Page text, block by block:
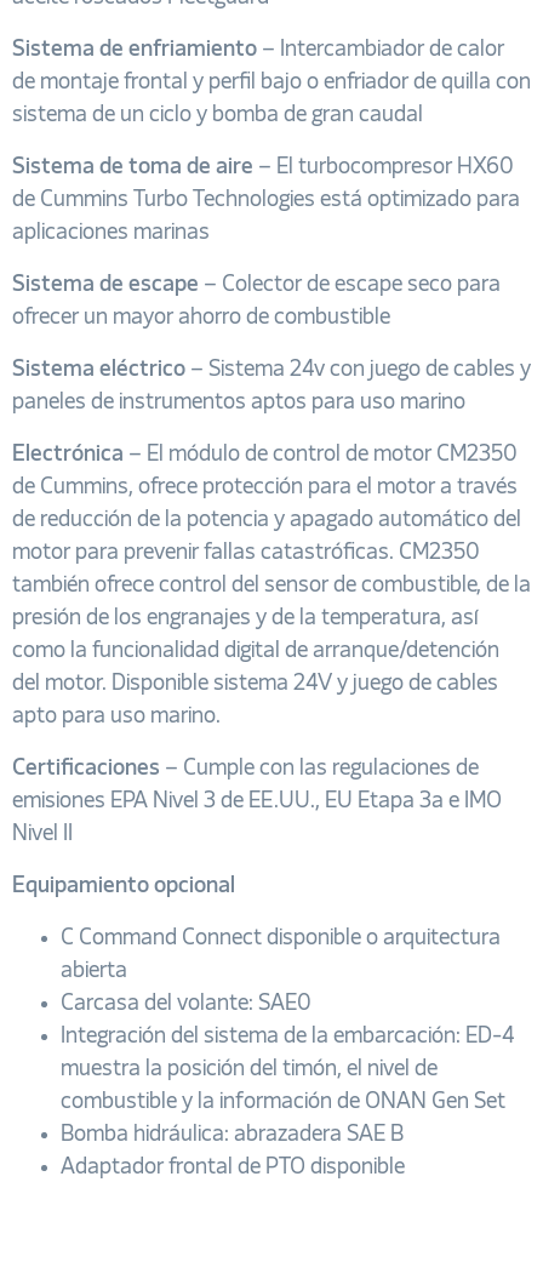
Sistema de enfriamiento – Intercambiador de calor
de montaje frontal y perfil bajo o enfriador de quilla con
sistema de un ciclo y bomba de gran caudal
Sistema de toma de aire – El turbocompresor HX60
de Cummins Turbo Technologies está optimizado para
aplicaciones marinas
Sistema de escape – Colector de escape seco para
ofrecer un mayor ahorro de combustible
Sistema eléctrico – Sistema 24v con juego de cables y
paneles de instrumentos aptos para uso marino
Electrónica – El módulo de control de motor CM2350
de Cummins, ofrece protección para el motor a través
de reducción de la potencia y apagado automático del
motor para prevenir fallas catastróficas. CM2350
también ofrece control del sensor de combustible, de la
presión de los engranajes y de la temperatura, así
como la funcionalidad digital de arranque/detención
del motor. Disponible sistema 24V y juego de cables
apto para uso marino.
Certificaciones – Cumple con las regulaciones de
emisiones EPA Nivel 3 de EE.UU., EU Etapa 3a e IMO
Nivel II
Equipamiento opcional
C Command Connect disponible o arquitectura
abierta
Carcasa del volante: SAE0
Integración del sistema de la embarcación: ED-4
muestra la posición del timón, el nivel de
combustible y la información de ONAN Gen Set
Bomba hidráulica: abrazadera SAE B
Adaptador frontal de PTO disponible